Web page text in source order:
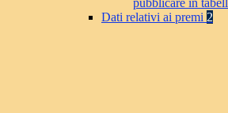
pubblicare in
Dati relativi ai premi 2